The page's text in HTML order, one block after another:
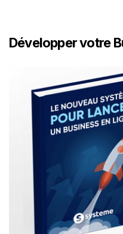
Développer votre